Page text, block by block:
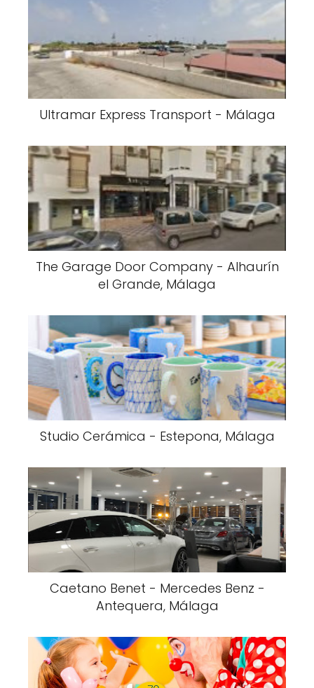
Ultramar Express Transport - Málaga
The Garage Door Company - Alhaurín
el Grande, Málaga
Studio Cerámica - Estepona, Málaga
Caetano Benet - Mercedes Benz -
Antequera, Málaga